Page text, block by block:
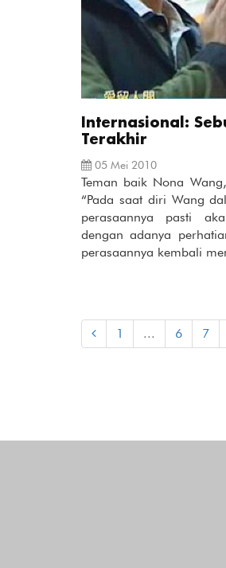
Internasional:
Terakhir
05 Mei 2010
Teman baik Nona
“Pada saat diri Wang
perasaannya pasti
dengan adanya
perasaannya kembali
1 ... 6 7